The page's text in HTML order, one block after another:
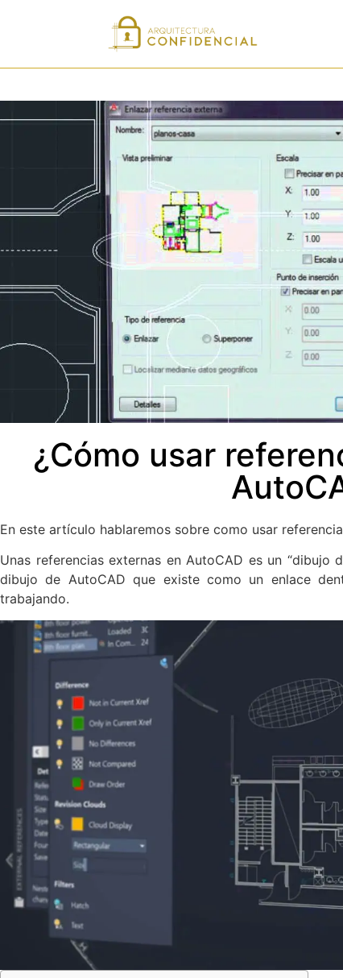
¿Cómo usar
En este artículo hablaremos sobre como usar
Unas referencias externas en AutoCAD es un “dibujo
dibujo de AutoCAD que existe como un enlace
trabajando.